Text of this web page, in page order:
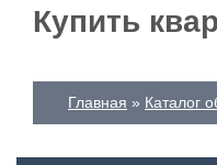
Купить
Главная Каталог